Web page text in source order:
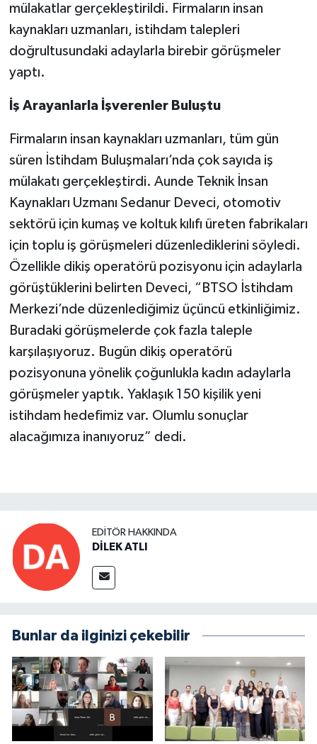
mülakatlar gerçekleştirildi. Firmaların insan
kaynakları uzmanları, istihdam talepleri
doğrultusundaki adaylarla birebir görüşmeler
yaptı.
İş Arayanlarla İşverenler Buluştu
Firmaların insan kaynakları uzmanları, tüm gün
süren İstihdam Buluşmaları’nda çok sayıda iş
mülakatı gerçekleştirdi. Aunde Teknik İnsan
Kaynakları Uzmanı Sedanur Deveci, otomotiv
sektörü için kumaş ve koltuk kılıfı üreten fabrikaları
için toplu iş görüşmeleri düzenlediklerini söyledi.
Özellikle dikiş operatörü pozisyonu için adaylarla
görüştüklerini belirten Deveci, “BTSO İstihdam
Merkezi’nde düzenlediğimiz üçüncü etkinliğimiz.
Buradaki görüşmelerde çok fazla taleple
karşılaşıyoruz. Bugün dikiş operatörü
pozisyonuna yönelik çoğunlukla kadın adaylarla
görüşmeler yaptık. Yaklaşık 150 kişilik yeni
istihdam hedefimiz var. Olumlu sonuçlar
alacağımıza inanıyoruz” dedi.
EDITÖR HAKKINDA
DİLEK ATLI
Bunlar da ilginizi çekebilir